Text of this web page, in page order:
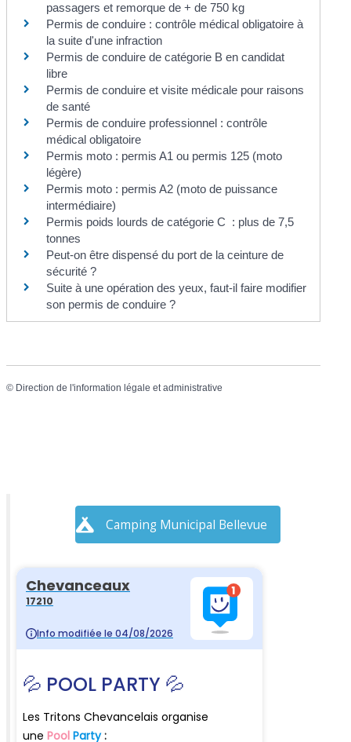
passagers et remorque de + de 750 kg
Permis de conduire : contrôle médical obligatoire à
la suite d'une infraction
Permis de conduire de catégorie B en candidat
libre
Permis de conduire et visite médicale pour raisons
de santé
Permis de conduire professionnel : contrôle
médical obligatoire
Permis moto : permis A1 ou permis 125 (moto
légère)
Permis moto : permis A2 (moto de puissance
intermédiaire)
Permis poids lourds de catégorie C : plus de 7,5
tonnes
Peut-on être dispensé du port de la ceinture de
sécurité ?
Suite à une opération des yeux, faut-il faire modifier
son permis de conduire ?
© Direction de l'information légale et administrative
Camping Municipal Bellevue